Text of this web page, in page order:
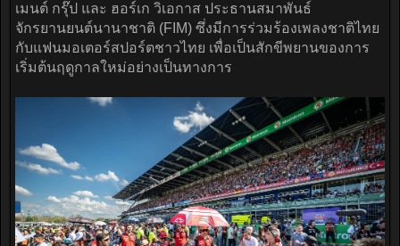
เมนต์ กรุ๊ป และ ฮอร์เก วิเอกาส ประธานสมาพันธ์
จักรยานยนต์นานาชาติ (FIM) ซึ่งมีการร่วมร้องเพลงชาติไทย
กับแฟนมอเตอร์สปอร์ตชาวไทย เพื่อเป็นสักขีพยานของการ
เริ่มต้นฤดูกาลใหม่อย่างเป็นทางการ